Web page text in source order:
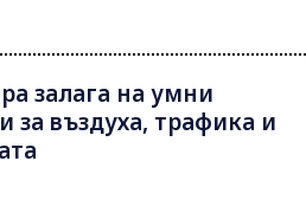
залага на умни
за въздуха, трафика и